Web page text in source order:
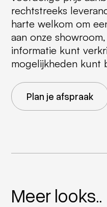
rechtstreeks
harte welkom om
aan onze
informatie kunt
mogelijkheden kunt
Plan je afspraak
Meer looks..